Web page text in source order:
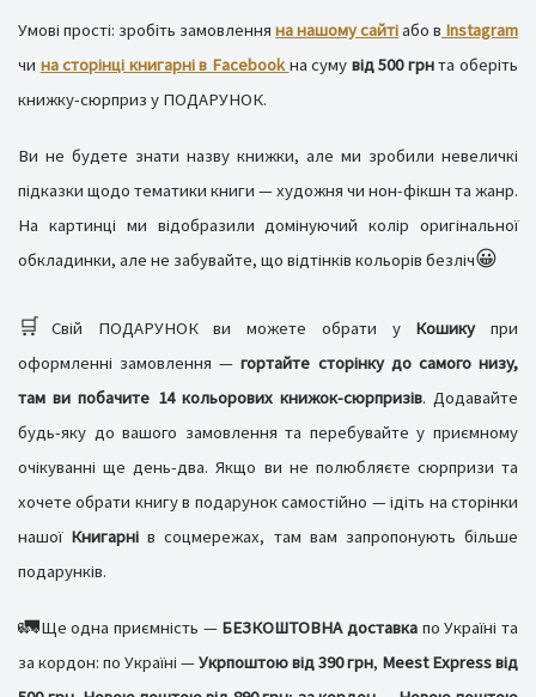
Умові прості: зробіть замовлення на нашому сайтіабо в Instagram
чи на сторінці книгарні в Facebookна суму від 500 грнта оберіть
книжку-сюрприз у ПОДАРУНОК.
Ви не будете знати назву книжки, але ми зробили невеличкі
підказки щодо тематики книги — художня чи нон-фікшн та жанр.
На картинці ми відобразили домінуючий колір оригінальної
обкладинки, але не забувайте, що відтінків кольорів безліч😀
🛒 Свій ПОДАРУНОК ви можете обрати у Кошикупри
оформленні замовлення —гортайте сторінку до самого низу,
там ви побачите 14 кольорових книжок-сюрпризів. Додавайте
будь-яку до вашого замовлення та перебувайте у приємному
очікуванні ще день-два. Якщо ви не полюбляєте сюрпризи та
хочете обрати книгу в подарунок самостійно — ідіть на сторінки
нашої Книгарні в соцмережах, там вам запропонують більше
подарунків.
🚛Ще одна приємність — БЕЗКОШТОВНА доставка по Україні та
за кордон: по Україні —Укрпоштою від 390 грн, Meest Express від